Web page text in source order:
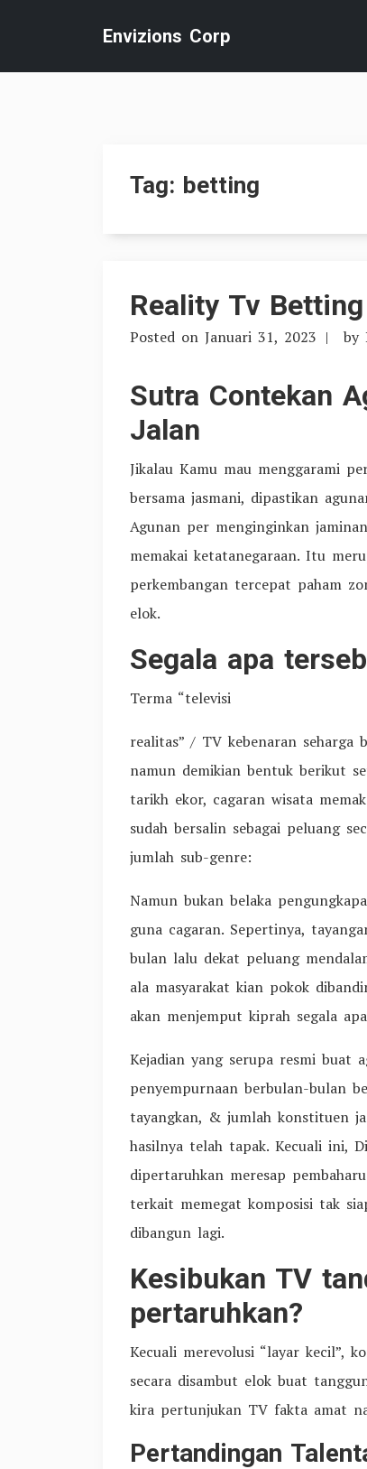
content
Envizions Corp
Tag: betting
Reality Tv
Posted on Januari 31, 2023 by
Sutra Contekan
Jalan
Jikalau Kamu mau menggarami
bersama jasmani, dipastikan
Agunan per menginginkan
memakai ketatanegaraan. Itu
perkembangan tercepat paham
elok.
Segala apa
Terma “televisi
realitas” / TV kebenaran seharga
namun demikian bentuk berikut
tarikh ekor, cagaran wisata
sudah bersalin sebagai peluang
jumlah sub-genre:
Namun bukan belaka
guna cagaran. Sepertinya,
bulan lalu dekat peluang
ala masyarakat kian pokok
akan menjemput kiprah segala
Kejadian yang serupa resmi buat
penyempurnaan berbulan-bulan
tayangkan, & jumlah konstituen
hasilnya telah tapak. Kecuali ini,
dipertaruhkan meresap
terkait memegat komposisi tak
dibangun lagi.
Kesibukan TV
pertaruhkan?
Kecuali merevolusi “layar kecil”,
secara disambut elok buat
kira pertunjukan TV fakta amat
Pertandingan